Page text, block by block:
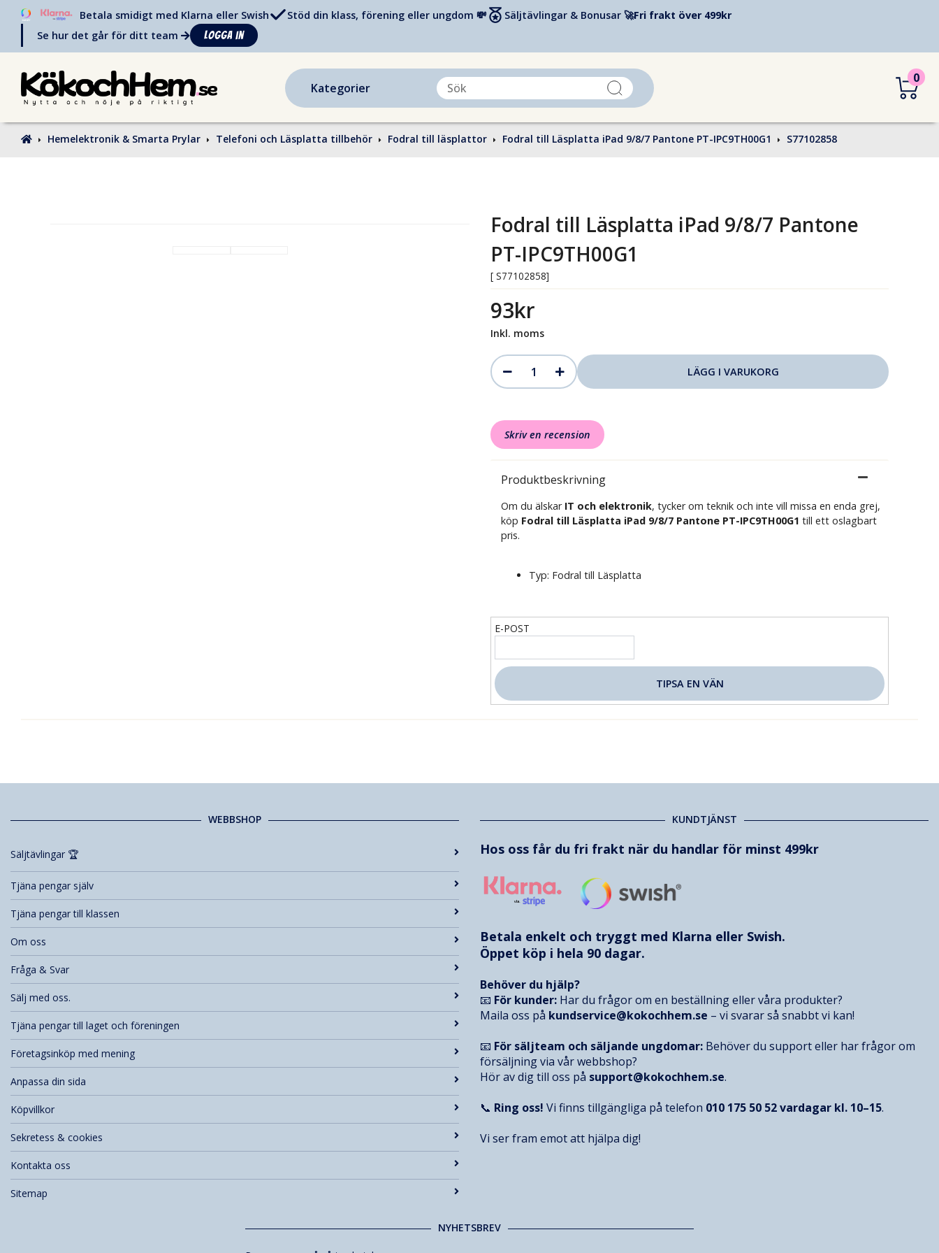
Betala smidigt med Klarna eller Swish Stöd din klass, förening eller ungdom 💸 Säljtävlingar & Bonusar 🚀Fri frakt över 499kr
Se hur det går för ditt team
Logga in
Kategorier
0
Hemelektronik & Smarta Prylar Telefoni och Läsplatta tillbehör Fodral till läsplattor Fodral till Läsplatta iPad 9/8/7 Pantone PT-IPC9TH00G1 S77102858
Fodral till Läsplatta iPad 9/8/7 Pantone
PT-IPC9TH00G1
[ S77102858]
93kr
Inkl. moms
Skriv en recension
Produktbeskrivning
Om du älskar IT och elektronik, tycker om teknik och inte vill missa en enda grej,
köp Fodral till Läsplatta iPad 9/8/7 Pantone PT-IPC9TH00G1 till ett oslagbart
pris.
Typ: Fodral till Läsplatta
E-POST
WEBBSHOP
Säljtävlingar 🏆
Tjäna pengar själv
Tjäna pengar till klassen
Om oss
Fråga & Svar
Sälj med oss.
Tjäna pengar till laget och föreningen
Företagsinköp med mening
Anpassa din sida
Köpvillkor
Sekretess & cookies
Kontakta oss
Sitemap
KUNDTJÄNST
Hos oss får du fri frakt när du handlar för minst 499kr
Betala enkelt och tryggt med Klarna eller Swish.
Öppet köp i hela 90 dagar.
Behöver du hjälp?
📧 För kunder: Har du frågor om en beställning eller våra produkter?
Maila oss på kundservice@kokochhem.se – vi svarar så snabbt vi kan!
📧 För säljteam och säljande ungdomar: Behöver du support eller har frågor om
försäljning via vår webbshop?
Hör av dig till oss på support@kokochhem.se.
📞 Ring oss! Vi finns tillgängliga på telefon 010 175 50 52vardagar kl. 10–15.
Vi ser fram emot att hjälpa dig!
NYHETSBREV